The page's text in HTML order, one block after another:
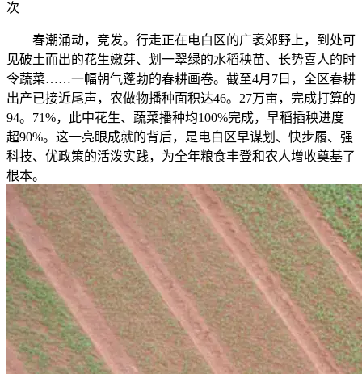
次
春潮涌动，竞发。行走正在电白区的广袤郊野上，到处可
见破土而出的花生嫩芽、划一翠绿的水稻秧苗、长势喜人的时
令蔬菜……一幅朝气蓬勃的春耕画卷。截至4月7日，全区春耕
出产已接近尾声，农做物播种面积达46。27万亩，完成打算的
94。71%，此中花生、蔬菜播种均100%完成，早稻插秧进度
超90%。这一亮眼成就的背后，是电白区早谋划、快步履、强
科技、优政策的活泼实践，为全年粮食丰登和农人增收奠基了
根本。